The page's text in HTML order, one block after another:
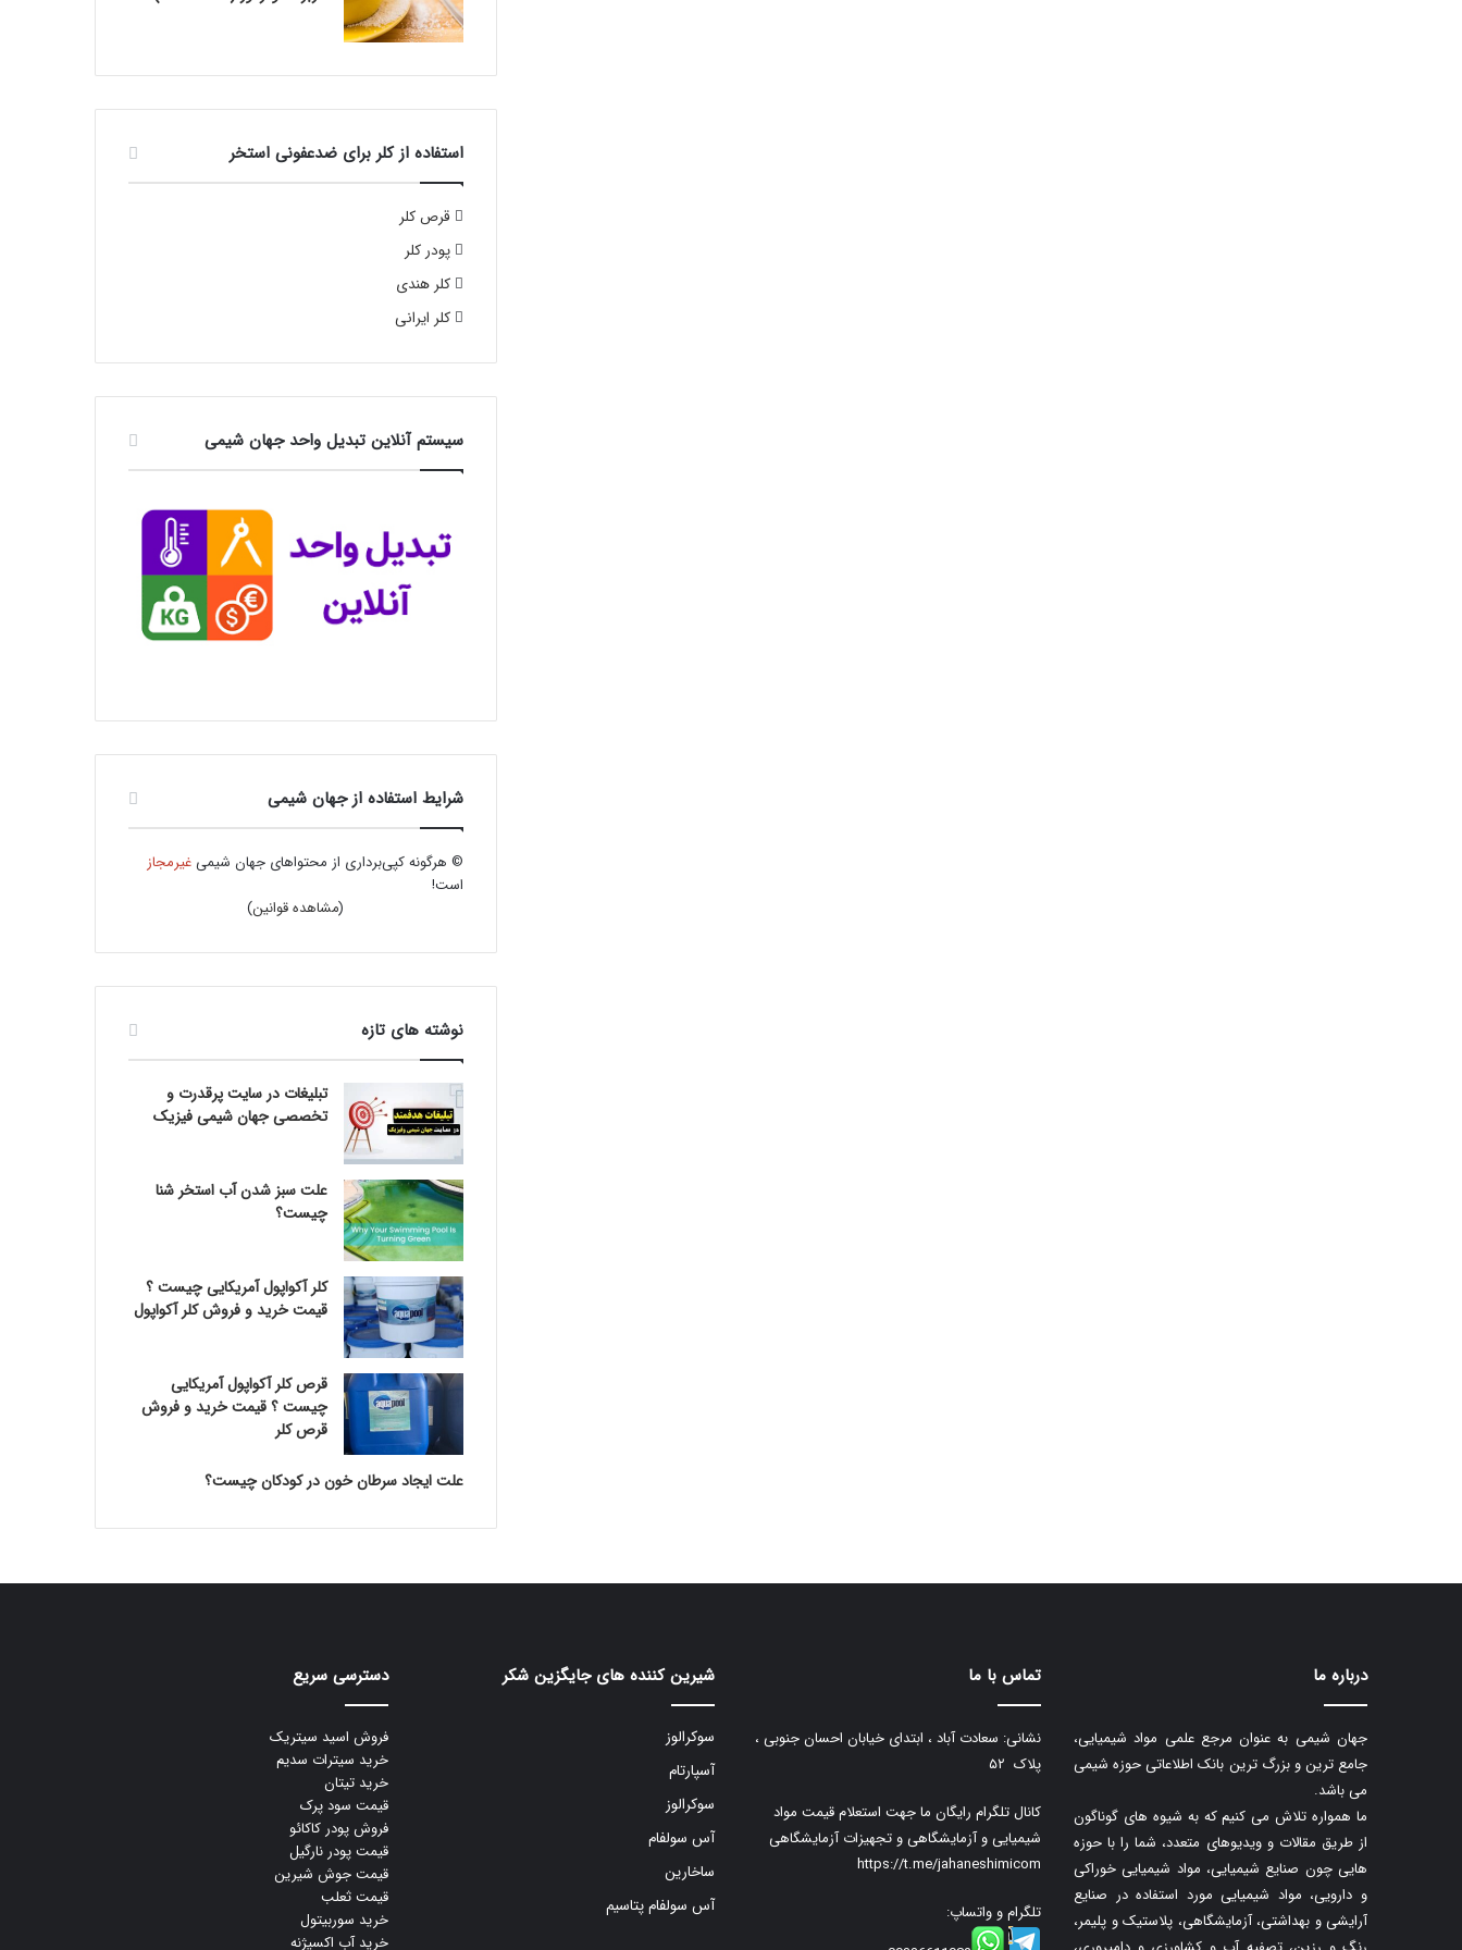
استفاده از کلر برای ضدعفونی استخر
قرص کلر
پودر کلر
کلر هندی
کلر ایرانی
سیستم آنلاین تبدیل واحد جهان شیمی
شرایط استفاده از جهان شیمی
© هرگونه کپی‌برداری از محتواهای جهان شیمیغیرمجاز
است!
(مشاهده قوانین)
نوشته های تازه
تبلیغات در سایت پرقدرت و
تخصصی جهان شیمی فیزیک
علت سبز شدن آب استخر شنا
چیست؟
کلر آکواپول آمریکایی چیست ؟
قیمت خرید و فروش کلر آکواپول
قرص کلر آکواپول آمریکایی
چیست ؟ قیمت خرید و فروش
قرص کلر
علت ایجاد سرطان خون در کودکان چیست؟
درباره ما
جهان شیمی به عنوان مرجع علمی مواد شیمیایی،
جامع ترین و بزرگ ترین بانک اطلاعاتی حوزه شیمی
می باشد.
ما همواره تلاش می کنیم که به شیوه های گوناگون
از طریق مقالات و ویدیوهای متعدد، شما را با حوزه
هایی چون صنایع شیمیایی، مواد شیمیایی خوراکی
و دارویی، مواد شیمیایی مورد استفاده در صنایع
آرایشی و بهداشتی، آزمایشگاهی، پلاستیک و پلیمر،
تماس با ما
نشانی: سعادت آباد ، ابتدای خیابان احسان جنوبی ،
پلاک ۵۲
کانال تلگرام رایگان ما جهت استعلام قیمت مواد
شیمیایی و آزمایشگاهی و تجهیزات آزمایشگاهی
https://t.me/jahaneshimicom
تلگرام و واتساپ:
شیرین کننده های جایگزین شکر
سوکرالوز
آسپارتام
سوکرالوز
آس سولفام
ساخارین
آس سولفام پتاسیم
دسترسی سریع
فروش اسید سیتریک
خرید سیترات سدیم
خرید تیتان
قیمت سود پرک
فروش پودر کاکائو
قیمت پودر نارگیل
قیمت جوش شیرین
قیمت ثعلب
خرید سوربیتول
خرید آب اکسیژنه